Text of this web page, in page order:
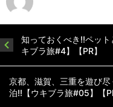
知っておくべき!!ペッ
キブラ旅#4】【PR】
京都、滋賀、三重を遊び
泊!!【ウキブラ旅#05】【